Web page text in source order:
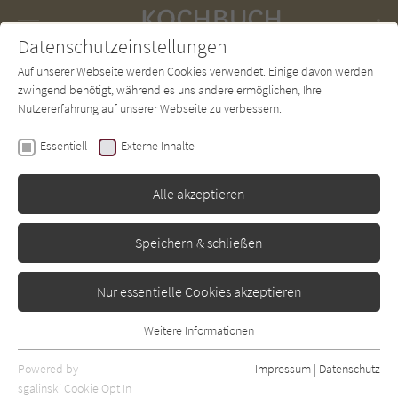
SUCHE Forum Charts Newsletter
Rose Elliot
Einfach vegetarisch
Erschienen: Januar 2008 Bibliogr. Angaben
Datenschutzeinstellungen
Auf unserer Webseite werden Cookies verwendet. Einige davon werden
zwingend benötigt, während es uns andere ermöglichen, Ihre
Nutzererfahrung auf unserer Webseite zu verbessern.
Essentiell Externe Inhalte
Alle akzeptieren
Speichern & schließen
Nur essentielle Cookies akzeptieren
Essentielle Cookies werden für grundlegende Funktionen der
Webseite benötigt. Dadurch ist gewährleistet, dass die Webseite
Weitere Informationen
Powered by
sgalinski Cookie Opt In
Impressum | Datenschutz